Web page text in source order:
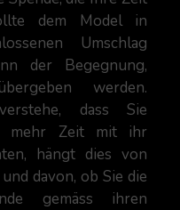
dem Model in
Umschlag
der Begegnung,
werden.
dass Sie
mehr Zeit mit ihr
hängt dies von
davon, ob Sie die
gemäss ihren